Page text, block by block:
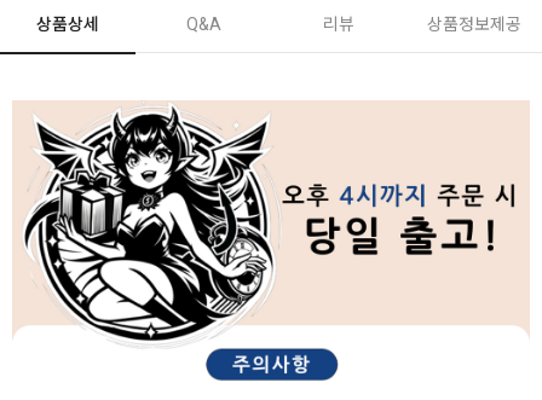
상품상세 Q&A 리뷰 상품정보제공